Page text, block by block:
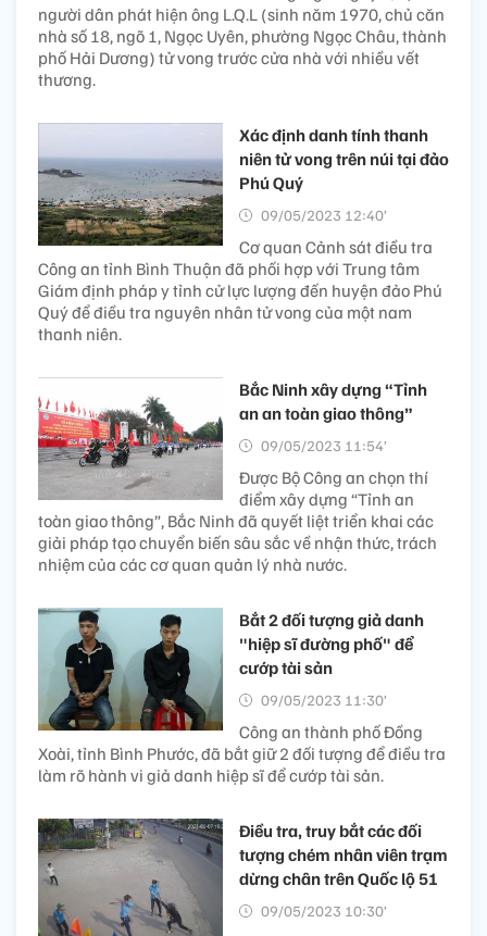
người dân phát hiện ông L.Q.L (sinh năm 1970, chủ căn
nhà số 18, ngõ 1, Ngọc Uyên, phường Ngọc Châu, thành
phố Hải Dương) tử vong trước cửa nhà với nhiều vết
thương.
Xác định danh tính thanh
niên tử vong trên núi tại đảo
Phú Quý
09/05/2023 12:40’
Cơ quan Cảnh sát điều tra
Công an tỉnh Bình Thuận đã phối hợp với Trung tâm
Giám định pháp y tỉnh cử lực lượng đến huyện đảo Phú
Quý để điều tra nguyên nhân tử vong của một nam
thanh niên.
Bắc Ninh xây dựng “Tỉnh
an an toàn giao thông”
09/05/2023 11:54’
Được Bộ Công an chọn thí
điểm xây dựng “Tỉnh an
toàn giao thông”, Bắc Ninh đã quyết liệt triển khai các
giải pháp tạo chuyển biến sâu sắc về nhận thức, trách
nhiệm của các cơ quan quản lý nhà nước.
Bắt 2 đối tượng giả danh
"hiệp sĩ đường phố" để
cướp tài sản
09/05/2023 11:30’
Công an thành phố Đồng
Xoài, tỉnh Bình Phước, đã bắt giữ 2 đối tượng để điều tra
làm rõ hành vi giả danh hiệp sĩ để cướp tài sản.
Điều tra, truy bắt các đối
tượng chém nhân viên trạm
dừng chân trên Quốc lộ 51
09/05/2023 10:30’